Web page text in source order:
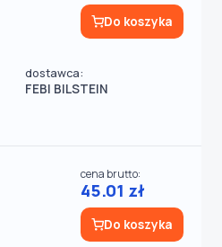
dostawca:
FEBI BILSTEIN
Do koszyka
cena brutto:
45.01 zł
Do koszyka